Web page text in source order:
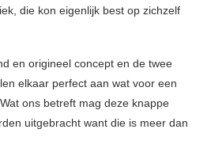
die kon eigenlijk best op zichzelf
en origineel concept en de twee
elkaar perfect aan wat voor een
ons betreft mag deze knappe
uitgebracht want die is meer dan